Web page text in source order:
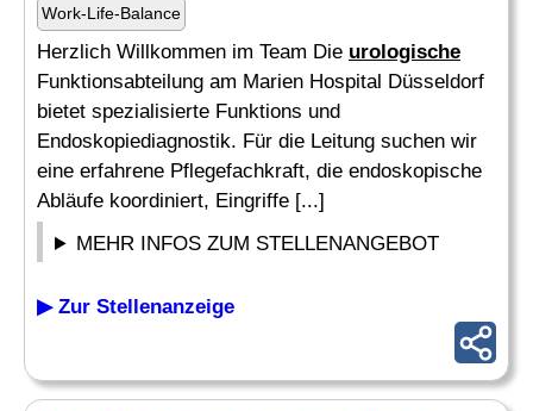
Work-Life-Balance
Herzlich Willkommen im Team Die urologische
Funktionsabteilung am Marien Hospital Düsseldorf
bietet spezialisierte Funktions und
Endoskopiediagnostik. Für die Leitung suchen wir
eine erfahrene Pflegefachkraft, die endoskopische
Abläufe koordiniert, Eingriffe [...]
MEHR INFOS ZUM STELLENANGEBOT
▶ Zur Stellenanzeige